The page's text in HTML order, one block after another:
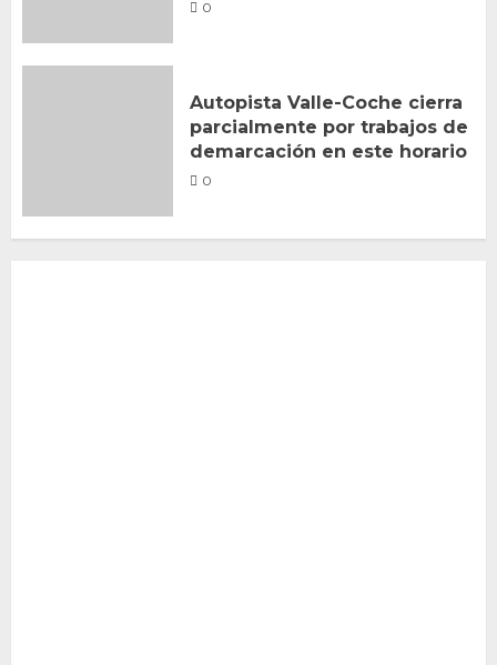
0
Autopista Valle-Coche cierra
parcialmente por trabajos de
demarcación en este horario
0